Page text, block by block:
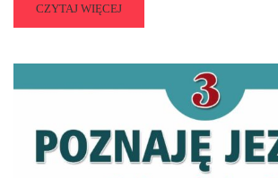
READ
MORE
SZKOŁA
W
ŻORACH
WŚRÓD
CZYTAJ WIĘCEJ